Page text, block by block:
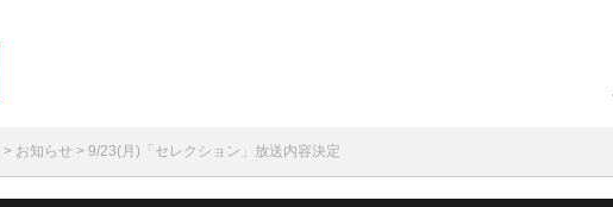
> お知らせ > 9/23(月)「セレクション」放送内容決定